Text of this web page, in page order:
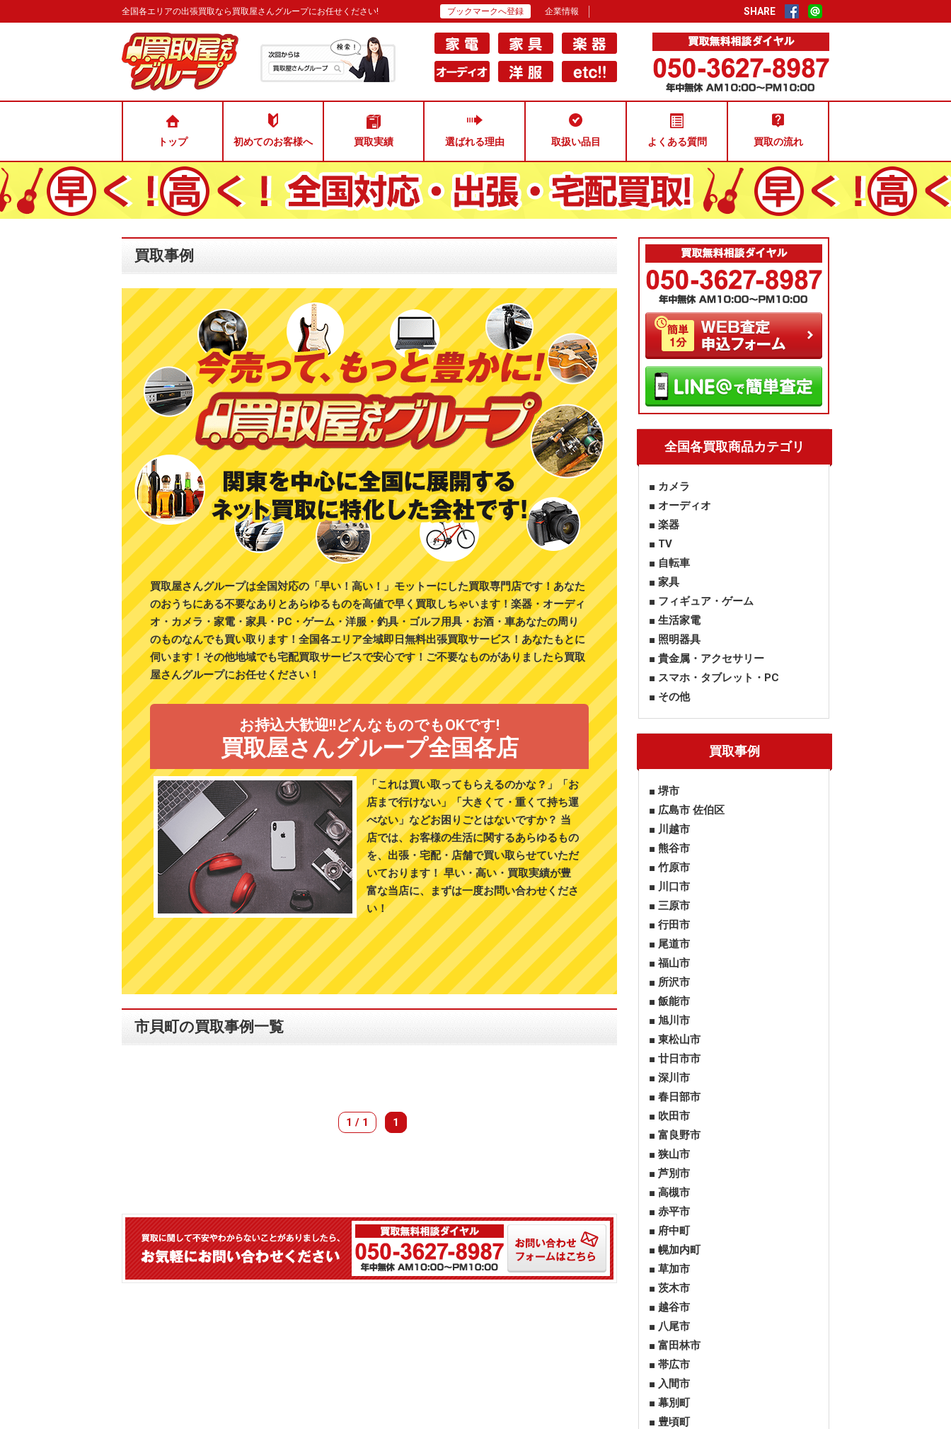
全国各エリアの出張買取なら買取屋さんグループにお任せください! ブックマークへ登録 企業情報 SHARE
トップ 初めてのお客様へ 買取実績 選ばれる理由 取扱い品目 よくある質問 買取の流れ
買取事例
買取屋さんグループは全国対応の「早い！高い！」モットーにした買取専門店です！あなた
のおうちにある不要なありとあらゆるものを高値で早く買取しちゃいます！楽器・オーディ
オ・カメラ・家電・家具・PC・ゲーム・洋服・釣具・ゴルフ用具・お酒・車あなたの周り
のものなんでも買い取ります！全国各エリア全域即日無料出張買取サービス！あなたもとに
伺います！その他地域でも宅配買取サービスで安心です！ご不要なものがありましたら買取
屋さんグループにお任せください！
お持込大歓迎!!どんなものでもOKです!
買取屋さんグループ全国各店
「これは買い取ってもらえるのかな？」「お
店まで行けない」「大きくて・重くて持ち運
べない」などお困りごとはないですか？ 当
店では、お客様の生活に関するあらゆるもの
を、出張・宅配・店舗で買い取らせていただ
いております！ 早い・高い・買取実績が豊
富な当店に、まずは一度お問い合わせくださ
い！
市貝町の買取事例一覧
1 / 1 1
全国各買取商品カテゴリ
カメラ
オーディオ
楽器
TV
自転車
家具
フィギュア・ゲーム
生活家電
照明器具
貴金属・アクセサリー
スマホ・タブレット・PC
その他
買取事例
堺市
広島市 佐伯区
川越市
熊谷市
竹原市
川口市
三原市
行田市
尾道市
福山市
所沢市
飯能市
旭川市
東松山市
廿日市市
深川市
春日部市
吹田市
富良野市
狭山市
芦別市
高槻市
赤平市
府中町
幌加内町
草加市
茨木市
越谷市
八尾市
富田林市
帯広市
入間市
幕別町
豊頃町